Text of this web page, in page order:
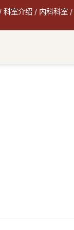
科室介绍/ 内科科室/